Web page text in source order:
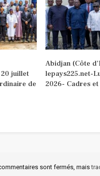
juillet
de
Abidjan (Côte
lepays225.net-
2026- Cadres
sont fermés, mais